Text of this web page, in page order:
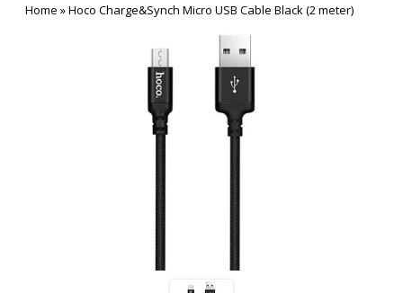
Home »Hoco Charge&Synch Micro USB Cable Black (2 meter)